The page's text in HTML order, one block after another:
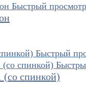
Быстрый просмотр
Быстрый
(со спинкой)